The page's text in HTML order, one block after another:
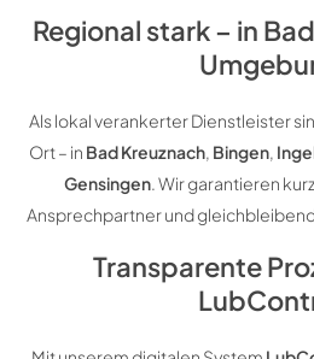
Regional stark – in
Als lokal verankerter Dienstleister
Ort – in Bad Kreuznach, Bingen,
Gensingen. Wir garantieren
Ansprechpartner und
Transparente